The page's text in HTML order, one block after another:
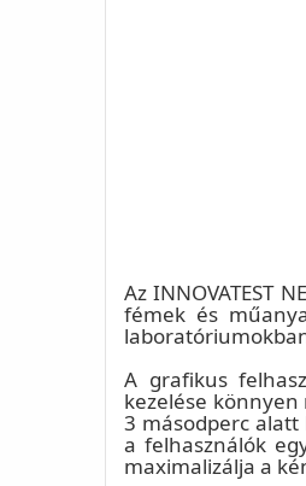
Az INNOVATEST
fémek és
A grafikus
kezelése
3 másodperc alatt
a felhasználók
maximalizálja a